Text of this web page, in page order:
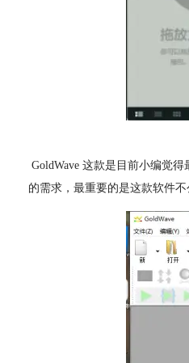
GoldWave 这款是目前小编觉
的需求，最重要的是这款软件